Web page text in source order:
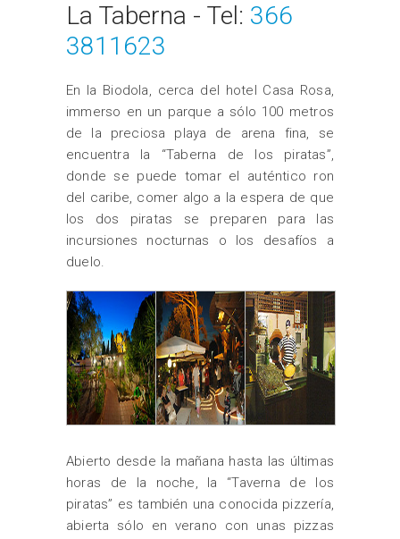
La Taberna - Tel: 366
3811623
En la Biodola, cerca del hotel Casa Rosa,
immerso en un parque a sólo 100 metros
de la preciosa playa de arena fina, se
encuentra la “Taberna de los piratas”,
donde se puede tomar el auténtico ron
del caribe, comer algo a la espera de que
los dos piratas se preparen para las
incursiones nocturnas o los desafíos a
duelo.
Abierto desde la mañana hasta las últimas
horas de la noche, la “Taverna de los
piratas” es también una conocida pizzería,
abierta sólo en verano con unas pizzas